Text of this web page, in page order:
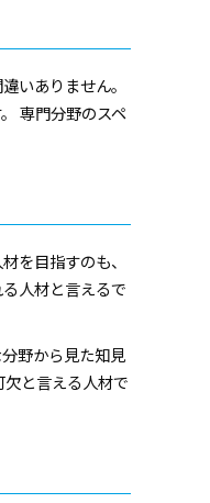
いありません。
専門分野のスペ
を目指すのも、
人材と言えるで
野から見た知見
と言える人材で